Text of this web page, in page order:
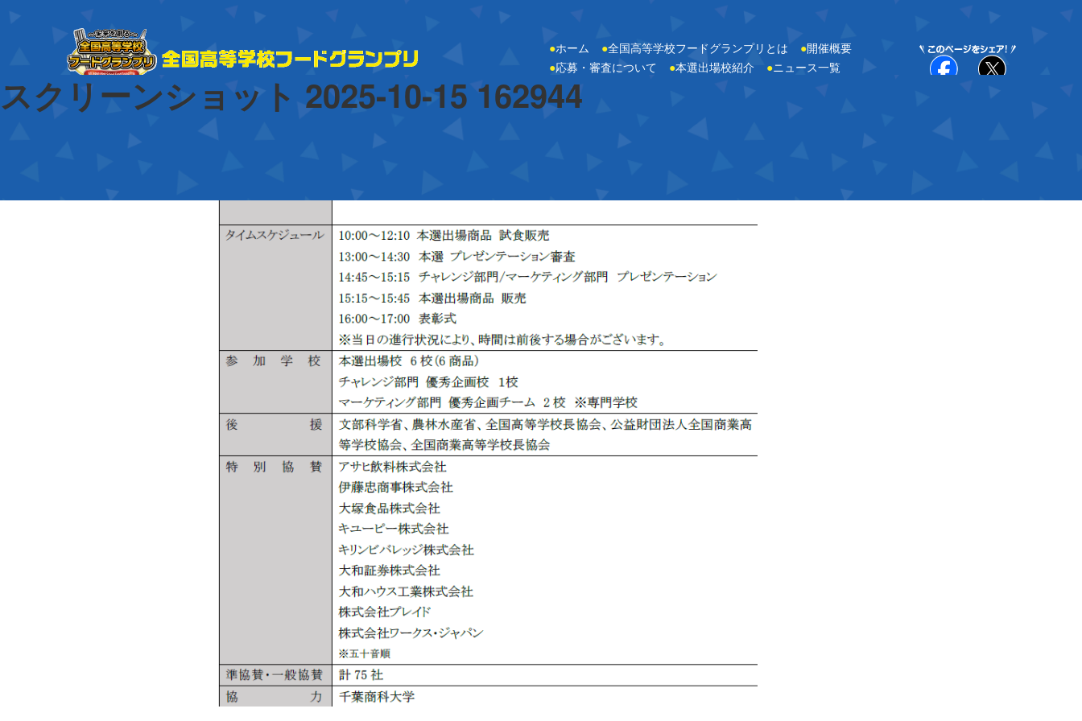
●ホーム ●全国高等学校フードグランプリとは ●開催概要
●応募・審査について ●本選出場校紹介 ●ニュース一覧
スクリーンショット 2025-10-15 162944
投
稿
2025年10月15日
フ
715 × 835